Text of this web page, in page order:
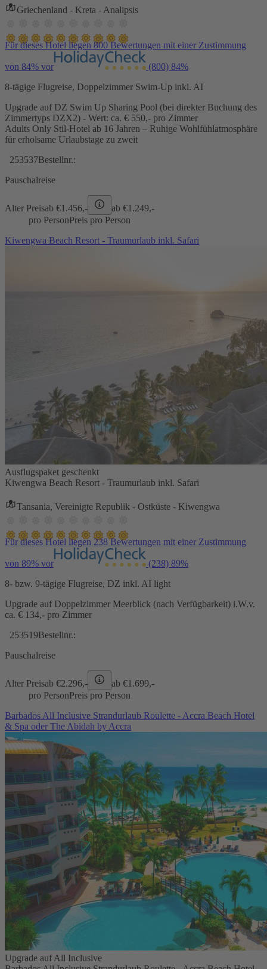
Griechenland - Kreta - Analipsis
Für dieses Hotel liegen 800 Bewertungen mit einer Zustimmung
von 84% vor (800) 84%
8-tägige Flugreise, Doppelzimmer Swim-Up inkl. AI
Upgrade auf DZ Swim Up Sharing Pool (bei direkter Buchung des
Zimmertyps DZX2) - Wert: ca. € 550,- pro Zimmer
Adults Only Stil-Hotel ab 16 Jahren – Ruhige Wohlfühlatmosphäre
für erholsame Urlaubstage zu zweit
253537Bestellnr.:
Pauschalreise
Alter Preisab €1.456,- ab €1.249,-
pro PersonPreis pro Person
Kiwengwa Beach Resort - Traumurlaub inkl. Safari
Ausflugspaket geschenkt
Kiwengwa Beach Resort - Traumurlaub inkl. Safari
Tansania, Vereinigte Republik - Ostküste - Kiwengwa
Für dieses Hotel liegen 238 Bewertungen mit einer Zustimmung
von 89% vor (238) 89%
8- bzw. 9-tägige Flugreise, DZ inkl. AI light
Upgrade auf Doppelzimmer Meerblick (nach Verfügbarkeit) i.W.v.
ca. € 134,- pro Zimmer
253519Bestellnr.:
Pauschalreise
Alter Preisab €2.296,- ab €1.699,-
pro PersonPreis pro Person
Barbados All Inclusive Strandurlaub Roulette - Accra Beach Hotel
& Spa oder The Abidah by Accra
Upgrade auf All Inclusive